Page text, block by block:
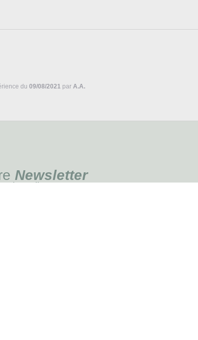
du 09/08/2021 par A.A.
Newsletter